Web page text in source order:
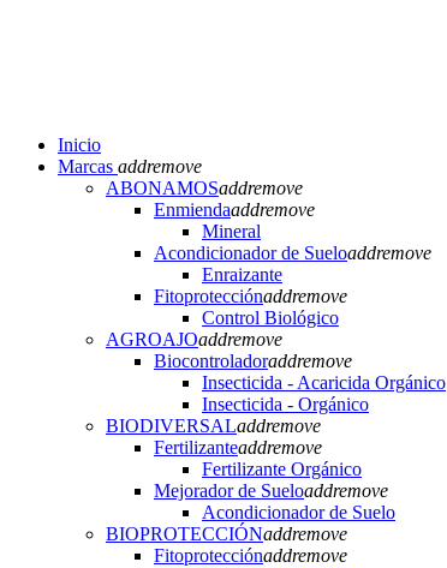
Inicio
Marcas addremove
ABONAMOSaddremove
Enmiendaaddremove
Mineral
Acondicionador de Sueloaddremove
Enraizante
Fitoprotecciónaddremove
Control Biológico
AGROAJOaddremove
Biocontroladoraddremove
Insecticida - Acaricida Orgánico
Insecticida - Orgánico
BIODIVERSALaddremove
Fertilizanteaddremove
Fertilizante Orgánico
Mejorador de Sueloaddremove
Acondicionador de Suelo
BIOPROTECCIÓNaddremove
Fitoprotecciónaddremove